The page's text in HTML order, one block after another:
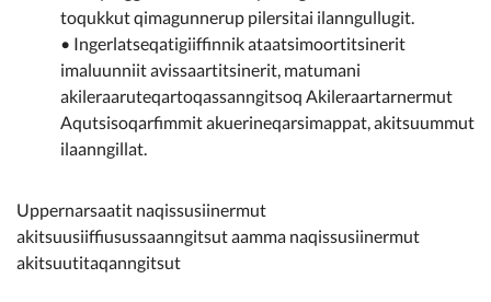
toqukkut qimagunnerup pilersitai ilanngullugit.
• Ingerlatseqatigiiffinnik ataatsimoortitsinerit
imaluunniit avissaartitsinerit, matumani
akileraaruteqartoqassanngitsoq Akileraartarnermut
Aqutsisoqarfimmit akuerineqarsimappat, akitsuummut
ilaanngillat.
Uppernarsaatit naqissusiinermut
akitsuusiiffiusussaanngitsut aamma naqissusiinermut
akitsuutitaqanngitsut